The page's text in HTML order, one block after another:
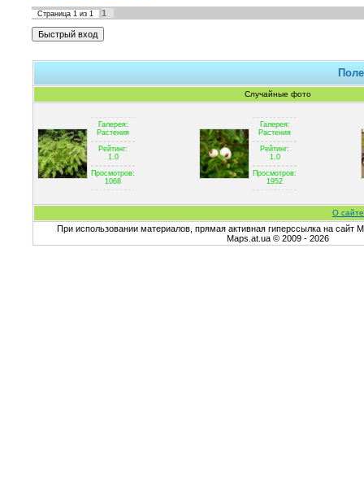
Страница 1 из 1 1
Случайные фото
Галерея:
Растения
Рейтинг:
1.0
Просмотров:
1068
Галерея:
Растения
Рейтинг:
1.0
Просмотров:
1952
О
При использовании материалов, прямая активная гиперссылка на сайт
Maps.at.ua © 2009 - 2026